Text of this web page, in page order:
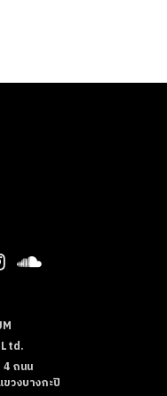
ถนน
วงบางกะปิ